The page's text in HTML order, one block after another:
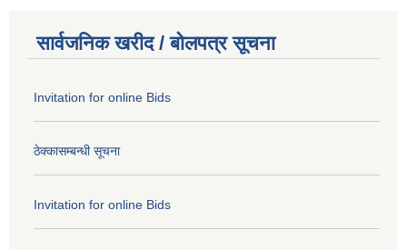
सार्वजनिक खरीद / बोलपत्र सूचना
Invitation for online Bids
ठेक्कासम्बन्धी सूचना
Invitation for online Bids